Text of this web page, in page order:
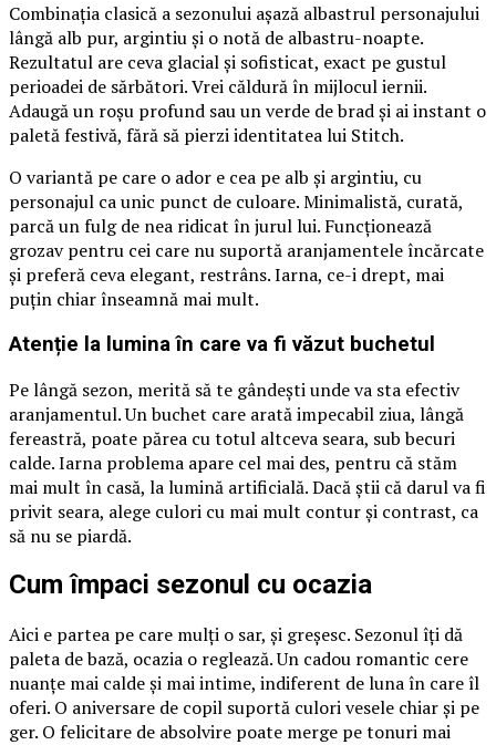
Combinația clasică a sezonului așază albastrul personajului
lângă alb pur, argintiu și o notă de albastru-noapte.
Rezultatul are ceva glacial și sofisticat, exact pe gustul
perioadei de sărbători. Vrei căldură în mijlocul iernii.
Adaugă un roșu profund sau un verde de brad și ai instant o
paletă festivă, fără să pierzi identitatea lui Stitch.
O variantă pe care o ador e cea pe alb și argintiu, cu
personajul ca unic punct de culoare. Minimalistă, curată,
parcă un fulg de nea ridicat în jurul lui. Funcționează
grozav pentru cei care nu suportă aranjamentele încărcate
și preferă ceva elegant, restrâns. Iarna, ce-i drept, mai
puțin chiar înseamnă mai mult.
Atenție la lumina în care va fi văzut buchetul
Pe lângă sezon, merită să te gândești unde va sta efectiv
aranjamentul. Un buchet care arată impecabil ziua, lângă
fereastră, poate părea cu totul altceva seara, sub becuri
calde. Iarna problema apare cel mai des, pentru că stăm
mai mult în casă, la lumină artificială. Dacă știi că darul va fi
privit seara, alege culori cu mai mult contur și contrast, ca
să nu se piardă.
Cum împaci sezonul cu ocazia
Aici e partea pe care mulți o sar, și greșesc. Sezonul îți dă
paleta de bază, ocazia o reglează. Un cadou romantic cere
nuanțe mai calde și mai intime, indiferent de luna în care îl
oferi. O aniversare de copil suportă culori vesele chiar și pe
ger. O felicitare de absolvire poate merge pe tonuri mai